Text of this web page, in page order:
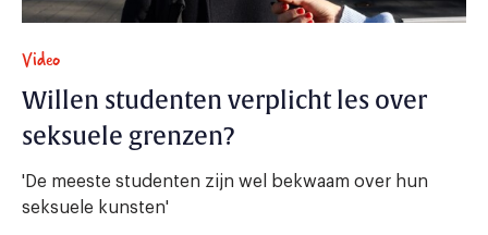
Video
Willen studenten verplicht les over
seksuele grenzen?
'De meeste studenten zijn wel bekwaam over hun
seksuele kunsten'